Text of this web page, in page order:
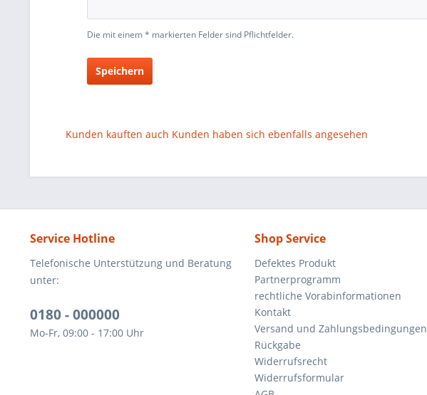
Die mit einem * markierten Felder sind Pflichtfelder.
Speichern
Kunden kauften auch Kunden haben sich ebenfalls angesehen
Service Hotline
Telefonische Unterstützung und Beratung
unter:
0180 - 000000
Mo-Fr, 09:00 - 17:00 Uhr
Shop Service
Defektes Produkt
Partnerprogramm
rechtliche Vorabinformationen
Kontakt
Versand und Zahlungsbedingungen
Rückgabe
Widerrufsrecht
Widerrufsformular